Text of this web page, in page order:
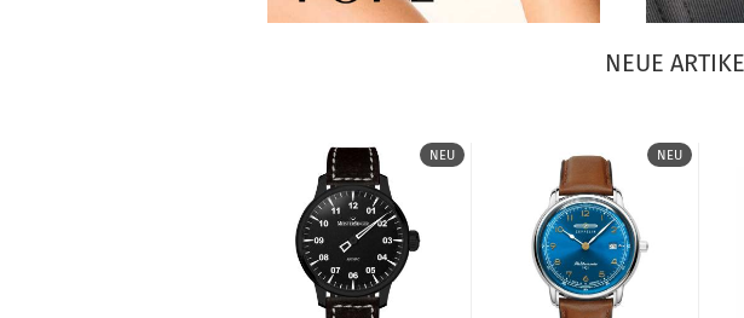
NEUE
NEU NEU